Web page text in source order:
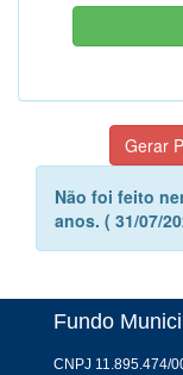
Não foi feito
anos. ( 31/07/
Fundo
CNPJ 11.895.474/